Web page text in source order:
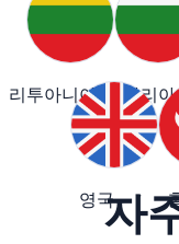
리투아니아 불가리아
영국자